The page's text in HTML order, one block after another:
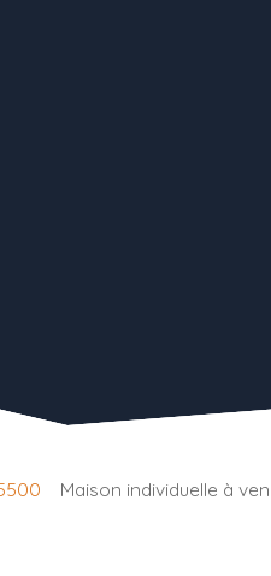
Maison individuelle à